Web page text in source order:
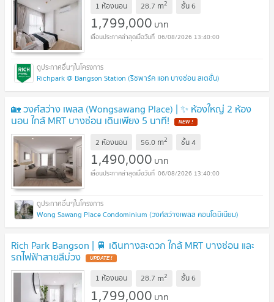
1 ห้องนอน 28.7 m2 ชั้น6
1,799,000 บาท
06/08/2026 13:40:00
Richpark @ Bangson Station (ริชพาร์ค แอท บางซ่อน สเตชั่น)
🏡 วงศ์สว่าง เพลส (Wongsawang Place) | ✨ ห้องใหญ่ 2 ห้อง
นอน ใกล้ MRT บางซ่อน เดินเพียง 5 นาที!
2 ห้องนอน 56.0 m2 ชั้น4
1,490,000 บาท
06/08/2026 13:40:00
Wong Sawang Place Condominium (วงศ์สว่างเพลส คอนโดมิเนียม)
Rich Park Bangson | 🚆 เดินทางสะดวก ใกล้ MRT บางซ่อน และ
รถไฟฟ้าสายสีม่วง
1 ห้องนอน 28.7 m2 ชั้น6
1,799,000 บาท